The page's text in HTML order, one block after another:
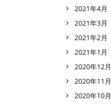
2021年4月
2021年3月
2021年2月
2021年1月
2020年12月
2020年11月
2020年10月